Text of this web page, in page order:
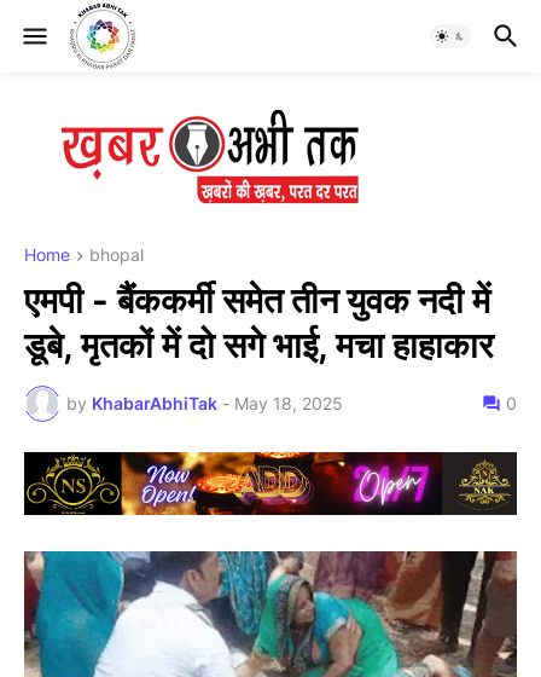
Home bhopal
एमपी - बैंककर्मी समेत तीन युवक नदी में
डूबे, मृतकों में दो सगे भाई, मचा हाहाकार
by KhabarAbhiTak - May 18, 2025 0